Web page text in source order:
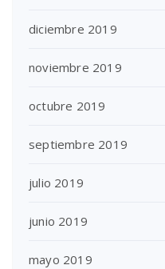
diciembre 2019
noviembre 2019
octubre 2019
septiembre 2019
julio 2019
junio 2019
mayo 2019